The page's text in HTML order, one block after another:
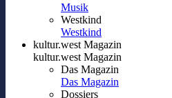
Musik
Westkind
Westkind
kultur.west Magazin
kultur.west Magazin
Das Magazin
Das Magazin
Dossiers